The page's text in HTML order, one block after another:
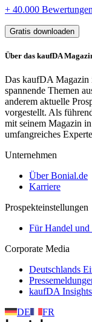
+ 40.000 Bewertungen
Gratis downloaden
Über das kaufDA
Das kaufDA Magazin
spannende Themen
anderem aktuelle
vorgestellt. Als
mit seinem Magazin
umfangreiches
Unternehmen
Über Bonial.de
Karriere
Prospekteinstellungen
Für Handel und
Corporate Media
Deutschlands
kaufDA Insights
DE
FR